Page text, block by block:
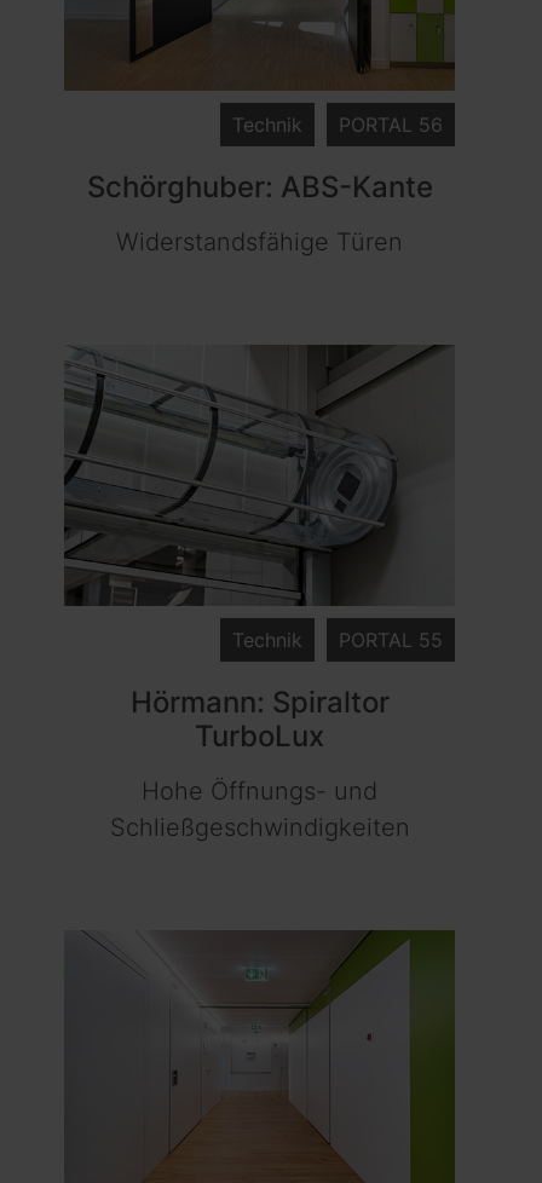
PORTAL 56
Technik
Schörghuber: ABS-Kante
Widerstandsfähige Türen
PORTAL 55
Technik
Hörmann: Spiraltor
TurboLux
Hohe Öffnungs- und
Schließgeschwindigkeiten